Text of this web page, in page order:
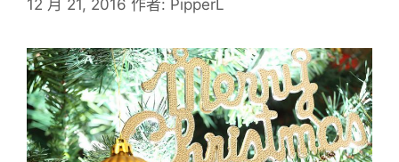
12 月 21, 2016 作者: PipperL